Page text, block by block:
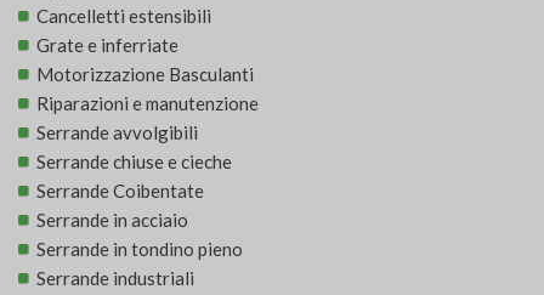
Cancelletti estensibili
Grate e inferriate
Motorizzazione Basculanti
Riparazioni e manutenzione
Serrande avvolgibili
Serrande chiuse e cieche
Serrande Coibentate
Serrande in acciaio
Serrande in tondino pieno
Serrande industriali